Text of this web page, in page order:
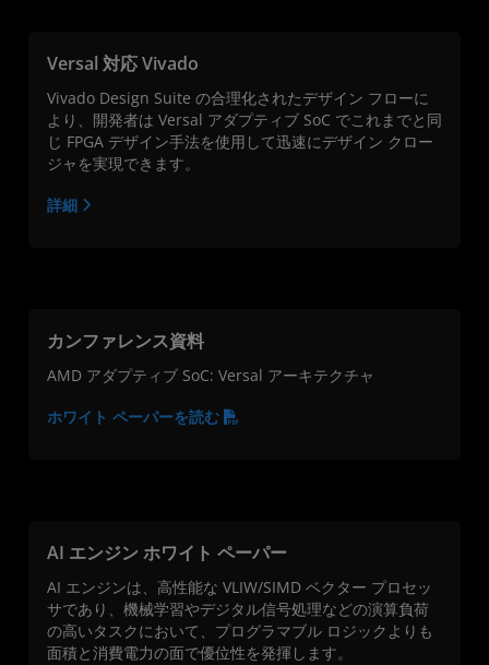
Versal 対応 Vivado
Vivado Design Suite の合理化されたデザイン フローに
より、開発者は Versal アダプティブ SoC でこれまでと同
じ FPGA デザイン手法を使用して迅速にデザイン クロー
ジャを実現できます。
詳細
カンファレンス資料
AMD アダプティブ SoC: Versal アーキテクチャ
ホワイト ペーパーを読む
AI エンジン ホワイト ペーパー
AI エンジンは、高性能な VLIW/SIMD ベクター プロセッ
サであり、機械学習やデジタル信号処理などの演算負荷
の高いタスクにおいて、プログラマブル ロジックよりも
面積と消費電力の面で優位性を発揮します。